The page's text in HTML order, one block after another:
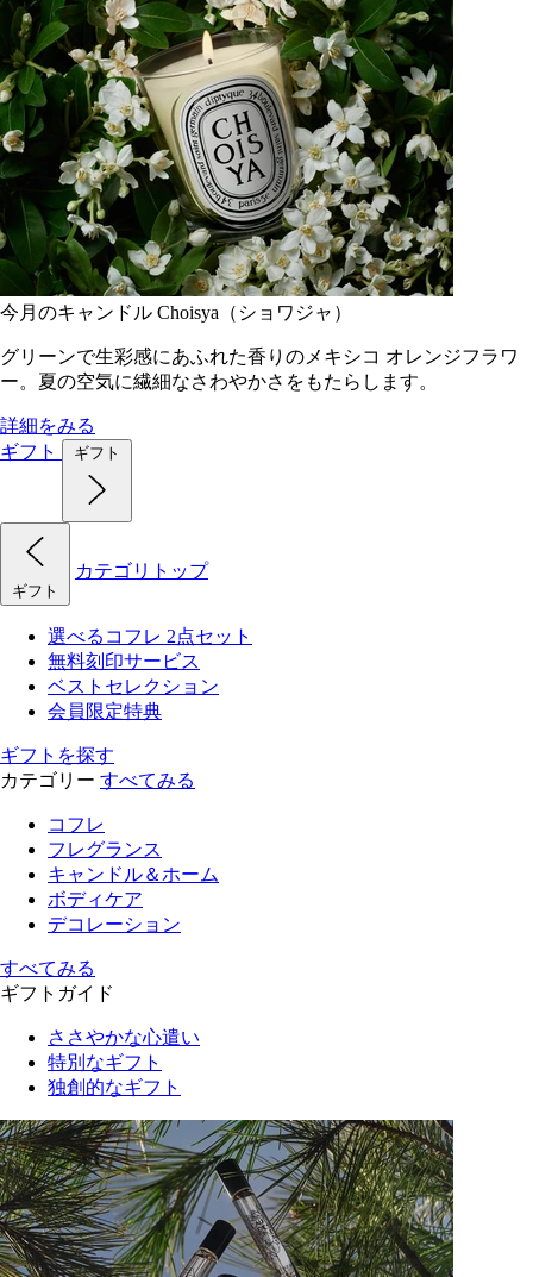
今月のキャンドル Choisya（ショワジャ）
グリーンで生彩感にあふれた香りのメキシコ オレンジフラワ
ー。夏の空気に繊細なさわやかさをもたらします。
詳細をみる
ギフト
ギフト
ギフト
カテゴリトップ
選べるコフレ 2点セット
無料刻印サービス
ベストセレクション
会員限定特典
ギフトを探す
カテゴリー すべてみる
コフレ
フレグランス
キャンドル＆ホーム
ボディケア
デコレーション
すべてみる
ギフトガイド
ささやかな心遣い
特別なギフト
独創的なギフト